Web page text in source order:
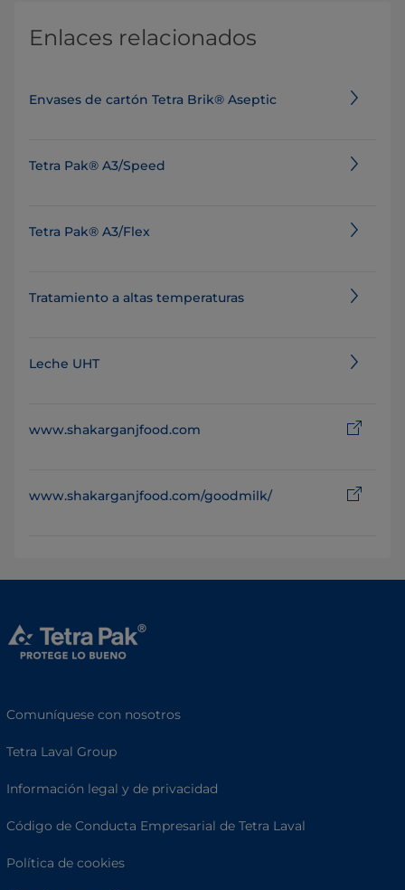
Enlaces relacionados
Envases de cartón Tetra Brik® Aseptic
Tetra Pak® A3/Speed
Tetra Pak® A3/Flex
Tratamiento a altas temperaturas
Leche UHT
www.shakarganjfood.com
www.shakarganjfood.com/goodmilk/
Comuníquese con nosotros
Tetra Laval Group
Información legal y de privacidad
Código de Conducta Empresarial de Tetra Laval
Política de cookies